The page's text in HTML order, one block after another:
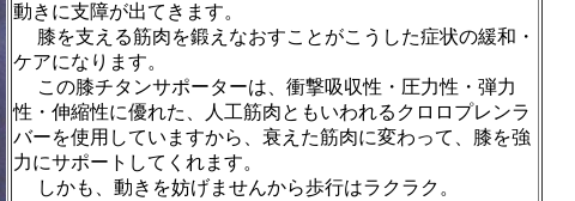
動きに支障が出てきます。
膝を支える筋肉を鍛えなおすことがこうした症状の緩和・
ケアになります。
この膝チタンサポーターは、衝撃吸収性・圧力性・弾力
性・伸縮性に優れた、人工筋肉ともいわれるクロロプレンラ
バーを使用していますから、衰えた筋肉に変わって、膝を強
力にサポートしてくれます。
しかも、動きを妨げませんから歩行はラクラク。